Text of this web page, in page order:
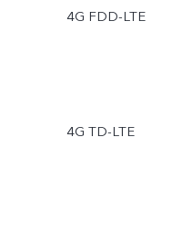
4G FDD-LTE
4G TD-LTE